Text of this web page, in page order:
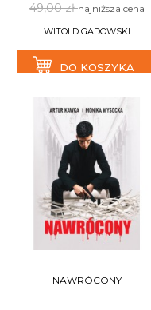
49,00 złnajniższa cena
WITOLD GADOWSKI
DO KOSZYKA
NAWRÓCONY